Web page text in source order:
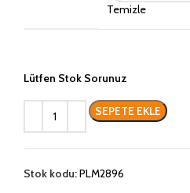
Temizle
Lütfen Stok Sorunuz
SEPETE EKLE
Stok kodu:PLM2896